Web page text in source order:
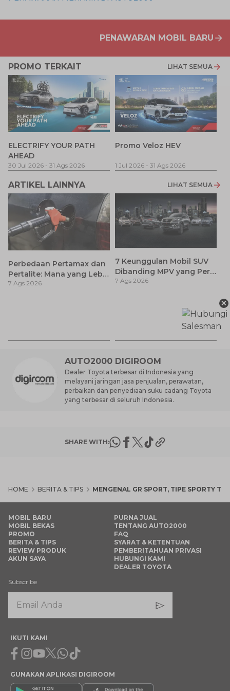
PENAWARAN MOBIL BARU
PROMO TERKAIT LIHAT SEMUA
ELECTRIFY YOUR PATH
AHEAD
30 Jul 2026 - 31 Ags 2026
Promo Veloz HEV
1 Jul 2026 - 31 Ags 2026
ARTIKEL LAINNYA LIHAT SEMUA
Perbedaan Pertamax dan
Pertalite: Mana yang Lebih
Baik untuk Mobil Toyota
7 Ags 2026
7 Keunggulan Mobil SUV
Dibanding MPV yang Perlu
Anda Ketahui
7 Ags 2026
AUTO2000 DIGIROOM
Dealer Toyota terbesar di Indonesia yang
melayani jaringan jasa penjualan, perawatan,
perbaikan dan penyediaan suku cadang Toyota
yang terbesar di seluruh Indonesia.
SHARE WITH:
HOME BERITA & TIPS MENGENAL GR SPORT, TIPE SPORTY
×
MOBIL BARU
MOBIL BEKAS
PROMO
BERITA & TIPS
REVIEW PRODUK
AKUN SAYA
PURNA JUAL
TENTANG AUTO2000
FAQ
SYARAT & KETENTUAN
PEMBERITAHUAN PRIVASI
HUBUNGI KAMI
DEALER TOYOTA
Subscribe
IKUTI KAMI
Facebook
Instagram
Youtube
X Whatsapp
Tiktok
GUNAKAN APLIKASI DIGIROOM